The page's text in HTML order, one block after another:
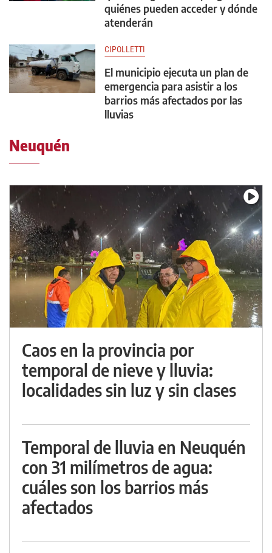
quiénes pueden acceder y dónde
atenderán
CIPOLLETTI
El municipio ejecuta un plan de
emergencia para asistir a los
barrios más afectados por las
lluvias
Neuquén
Caos en la provincia por
temporal de nieve y lluvia:
localidades sin luz y sin clases
Temporal de lluvia en Neuquén
con 31 milímetros de agua:
cuáles son los barrios más
afectados